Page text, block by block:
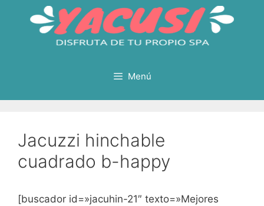
contenido
Menú
Jacuzzi hinchable
cuadrado b-happy
[buscador id=»jacuhin-21″ texto=»Mejores